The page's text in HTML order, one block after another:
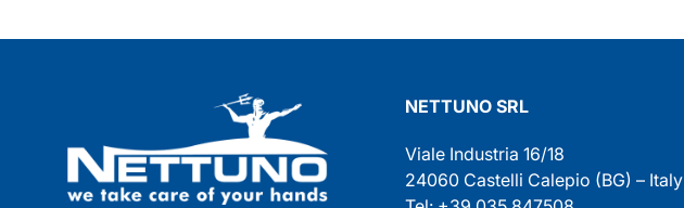
NETTUNO SRL
Viale Industria 16/18
24060 Castelli Calepio (BG) – Italy